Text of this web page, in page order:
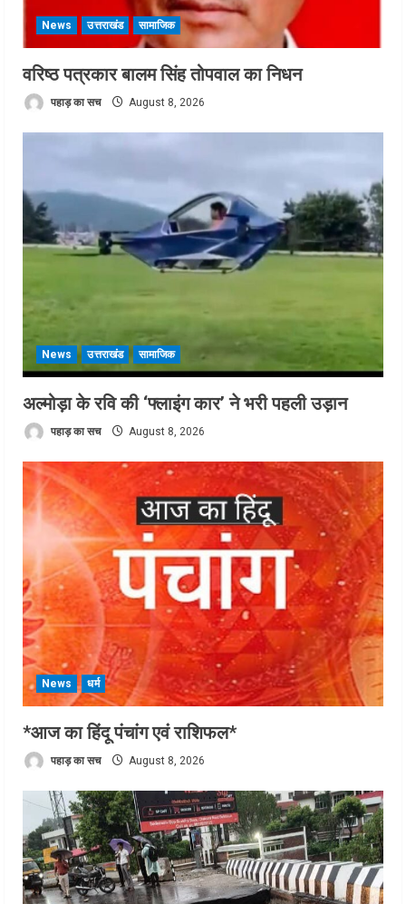
News उत्तराखंड सामाजिक
वरिष्ठ पत्रकार बालम सिंह तोपवाल का निधन
पहाड़ का सच August 8, 2026
News उत्तराखंड सामाजिक
अल्मोड़ा के रवि की ‘फ्लाइंग कार’ ने भरी पहली उड़ान
पहाड़ का सच August 8, 2026
News धर्म
*आज का हिंदू पंचांग एवं राशिफल*
पहाड़ का सच August 8, 2026